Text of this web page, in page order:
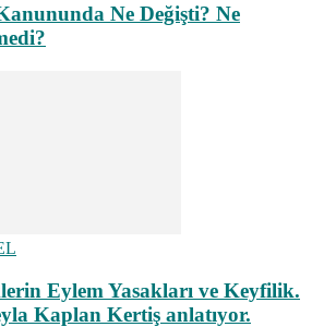
Ne Değişti? Ne
Eylem Yasakları ve Keyfilik.
Kaplan Kertiş anlatıyor.